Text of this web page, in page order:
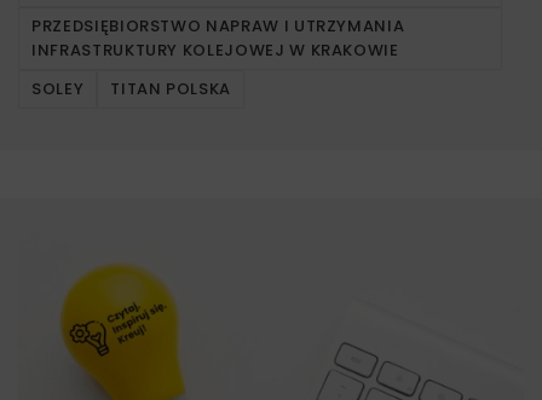
PRZEDSIĘBIORSTWO NAPRAW I UTRZYMANIA
INFRASTRUKTURY KOLEJOWEJ W KRAKOWIE
SOLEY
TITAN POLSKA